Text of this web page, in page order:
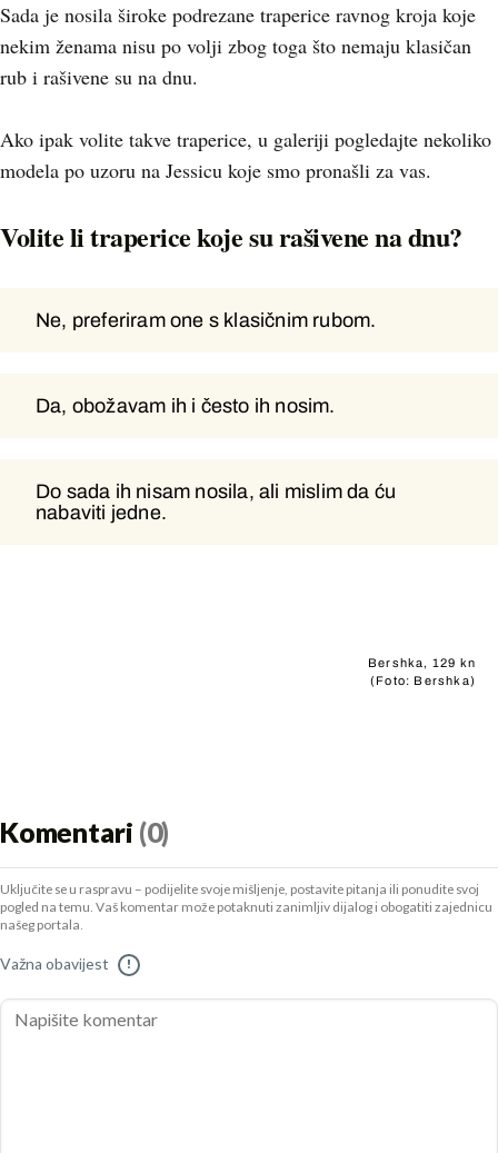
Sada je nosila široke podrezane traperice ravnog kroja koje
nekim ženama nisu po volji zbog toga što nemaju klasičan
rub i rašivene su na dnu.
Ako ipak volite takve traperice, u galeriji pogledajte nekoliko
modela po uzoru na Jessicu koje smo pronašli za vas.
Volite li traperice koje su rašivene na dnu?
Ne, preferiram one s klasičnim rubom.
Da, obožavam ih i često ih nosim.
Do sada ih nisam nosila, ali mislim da ću
nabaviti jedne.
Ne, preferiram one s klasičnim
Do sada ih nisam nosila, ali mislim
Bershka, 129 kn
(Foto: Bershka)
Komentari (0)
Uključite se u raspravu – podijelite svoje mišljenje, postavite pitanja ili ponudite svoj
pogled na temu. Vaš komentar može potaknuti zanimljiv dijalog i obogatiti zajednicu
našeg portala.
Važna obavijest !